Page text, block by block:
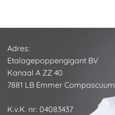
Adres:
Etalagepoppengigant BV
Kanaal A ZZ 40
7881 LB Emmer Compascuum
K.v.K. nr.: 04083437